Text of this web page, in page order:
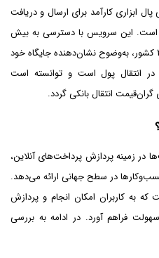
ابزاری کارآمد برای ارسال و دریافت
است. این سرویس با دسترسی به بیش
از ۳۶۰ میلیون کاربر فعال در بیش از ۲۰۰ کشور، به‌‌وضوح نشان‌دهنده جایگاه خود
انتقال پول است و توانسته‌ است
انتقال بانکی گردد.
در زمینه پردازش پرداخت‌های آنلاین،
در سطح جهانی ارائه می‌دهد.
به کاربران امکان انجام و پردازش
فراهم آورد. در ادامه به بررسی